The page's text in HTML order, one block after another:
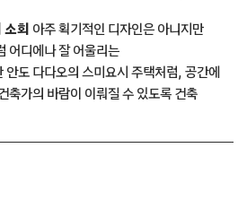
회 아주 획기적인 디자인은 아니지만
어디에나 잘 어울리는
도 다다오의 스미요시 주택처럼, 공간에
축가의 바람이 이뤄질 수 있도록 건축